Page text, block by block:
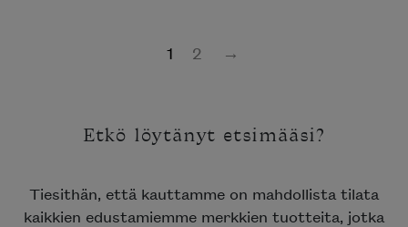
1 2 →
Etkö löytänyt etsimääsi?
Tiesithän, että kauttamme on mahdollista tilata
kaikkien edustamiemme merkkien tuotteita, jotka